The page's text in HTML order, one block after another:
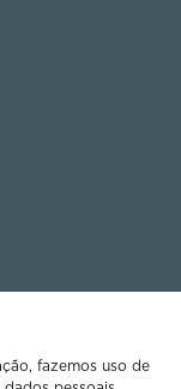
fazemos uso de